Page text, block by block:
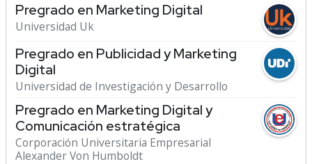
Pregrado en Marketing Digital
Universidad Uk
Pregrado en Publicidad y Marketing
Digital
Universidad de Investigación y Desarrollo
Pregrado en Marketing Digital y
Comunicación estratégica
Corporación Universitaria Empresarial
Alexander Von Humboldt